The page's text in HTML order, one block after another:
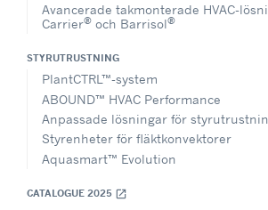
Avancerade takmonterade HVAC-
Carrier® och Barrisol®
STYRUTRUSTNING
PlantCTRL™-system
ABOUND™ HVAC Performance
Anpassade lösningar för
Styrenheter för fläktkonvektorer
Aquasmart™ Evolution
CATALOGUE 2025 open_in_new